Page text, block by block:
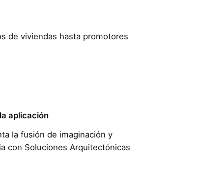
de viviendas hasta promotores
aplicación
la fusión de imaginación y
con Soluciones Arquitectónicas